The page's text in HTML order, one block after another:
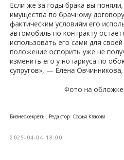
Если же за годы брака вы
имущества по брачному
фактическим условиям его
автомобиль по контракту
использовать его сами для
положение оспорить уже не
изменить его у нотариуса по
супругов», — Елена Овчинникова,
Фото на обложке:
Бизнес-секреты. Редактор: Софья Квасова
2025-04-04 18:00